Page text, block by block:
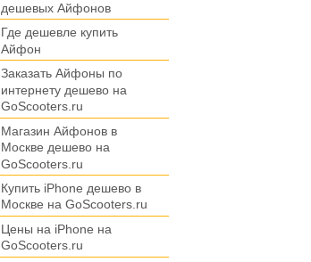
дешевых Айфонов
Где дешевле купить
Айфон
Заказать Айфоны по
интернету дешево на
GoScooters.ru
Магазин Айфонов в
Москве дешево на
GoScooters.ru
Купить iPhone дешево в
Москвe на GoScooters.ru
Цены на iPhone на
GoScooters.ru